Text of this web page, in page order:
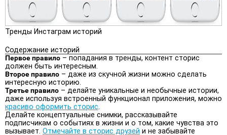
Тренды Инстаграм историй
Содержание историй
Первое правило – попадания в тренды, контент сторис
должен быть интересным.
Второе правило – даже из скучной жизни можно сделать
интересную историю.
Третье правило – делайте уникальные и необычные истории,
даже используя встроенный функционал приложения, можно
красиво оформить сторис.
Делайте концептуальные снимки, рассказывайте
подписчикам о событиях в жизни и о том, какие чувства это
вызывает. Отмечайте в сторис друзей и не забывайте